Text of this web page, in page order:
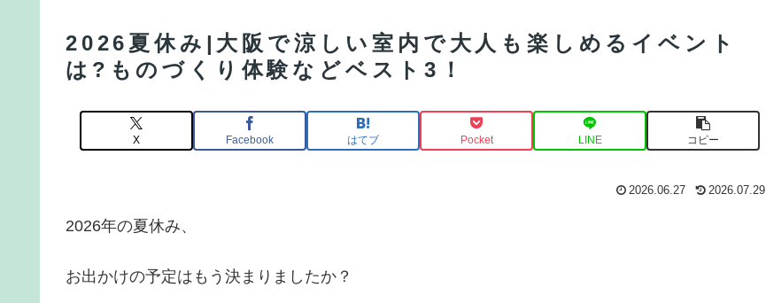
2026夏休み|大阪で涼しい室内で大人も楽しめるイベント
は?ものづくり体験などベスト3！
X Facebook はてブ Pocket LINE コピー
2026.06.27 2026.07.29
2026年の夏休み、
お出かけの予定はもう決まりましたか？